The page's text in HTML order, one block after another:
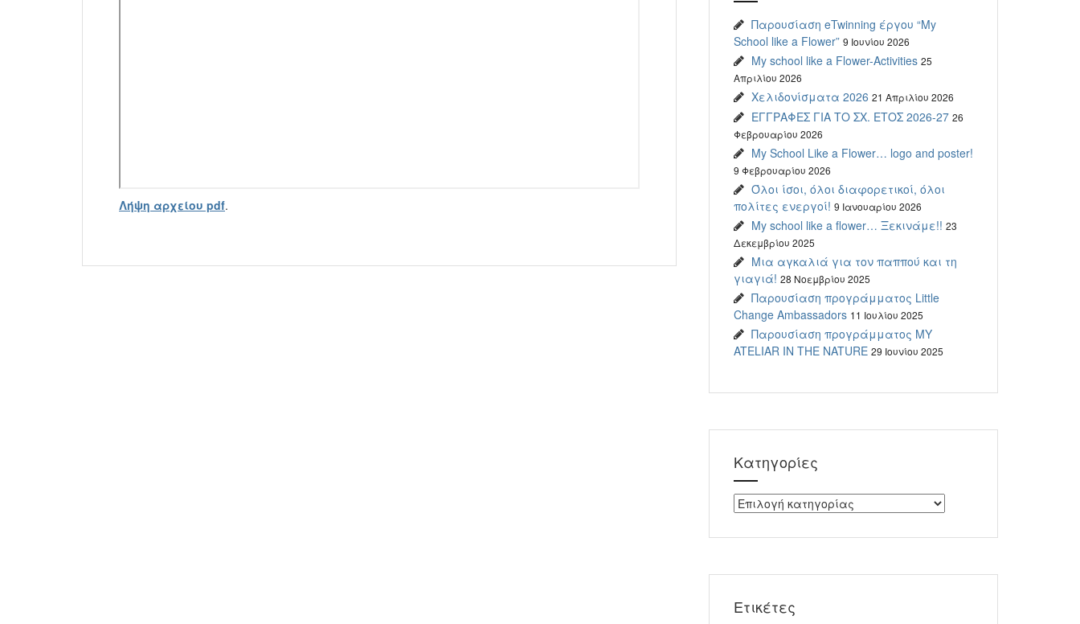
Λήψη αρχείου pdf.
Παρουσίαση eTwinning έργου “My
School like a Flower” 9 Ιουνίου 2026
My school like a Flower-Activities 25
Απριλίου 2026
Χελιδονίσματα 2026 21 Απριλίου 2026
ΕΓΓΡΑΦΕΣ ΓΙΑ ΤΟ ΣΧ. ΕΤΟΣ 2026-27 26
Φεβρουαρίου 2026
My School Like a Flower… logo and poster!
9 Φεβρουαρίου 2026
Όλοι ίσοι, όλοι διαφορετικοί, όλοι
πολίτες ενεργοί! 9 Ιανουαρίου 2026
My school like a flower… Ξεκινάμε!! 23
Δεκεμβρίου 2025
Μια αγκαλιά για τον παππού και τη
γιαγιά! 28 Νοεμβρίου 2025
Παρουσίαση προγράμματος Little
Change Ambassadors 11 Ιουλίου 2025
Παρουσίαση προγράμματος MY
ATELIAR IN THE NATURE 29 Ιουνίου 2025
Kατηγορίες
Kατηγορίες
Ετικέτες